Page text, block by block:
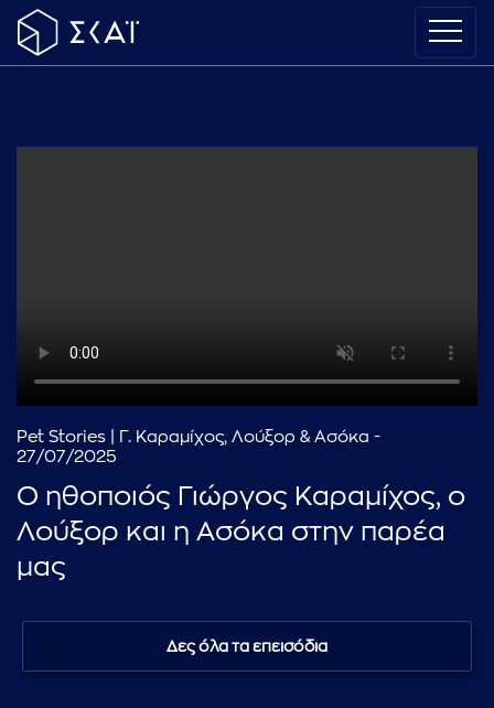
Pet Stories | Γ. Καραμίχος, Λούξορ & Ασόκα -
27/07/2025
Ο ηθοποιός Γιώργος Καραμίχος, ο
Λούξορ και η Ασόκα στην παρέα
μας
Δες όλα τα επεισόδια